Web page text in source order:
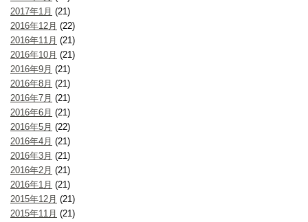
2017年1月 (21)
2016年12月 (22)
2016年11月 (21)
2016年10月 (21)
2016年9月 (21)
2016年8月 (21)
2016年7月 (21)
2016年6月 (21)
2016年5月 (22)
2016年4月 (21)
2016年3月 (21)
2016年2月 (21)
2016年1月 (21)
2015年12月 (21)
2015年11月 (21)